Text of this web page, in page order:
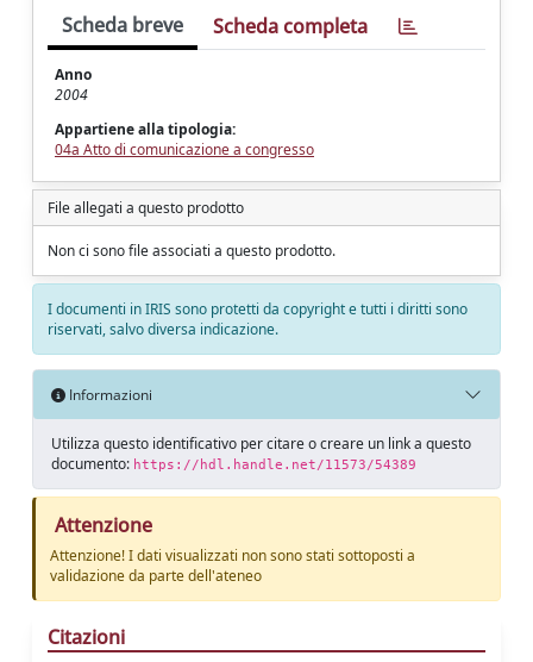
Scheda breve Scheda completa
Anno
2004
Appartiene alla tipologia:
04a Atto di comunicazione a congresso
File allegati a questo prodotto
Non ci sono file associati a questo prodotto.
I documenti in IRIS sono protetti da copyright e tutti i diritti sono
riservati, salvo diversa indicazione.
Informazioni
Utilizza questo identificativo per citare o creare un link a questo
documento: https://hdl.handle.net/11573/54389
Attenzione
Attenzione! I dati visualizzati non sono stati sottoposti a
validazione da parte dell'ateneo
Citazioni